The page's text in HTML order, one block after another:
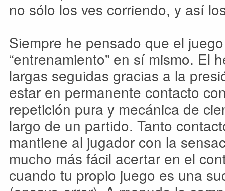
no sólo los ves corriendo, y así
Siempre he pensado que el
“entrenamiento” en sí mismo. El
largas seguidas gracias a la
estar en permanente contacto
repetición pura y mecánica de
largo de un partido. Tanto
mantiene al jugador con la
mucho más fácil acertar en el
cuando tu propio juego es una